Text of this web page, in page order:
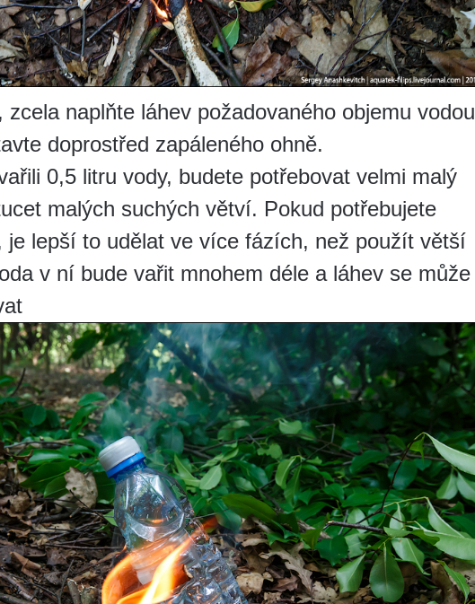
zcela naplňte láhev požadovaného objemu vodou
doprostřed zapáleného ohně.
0,5 litru vody, budete potřebovat velmi malý
malých suchých větví. Pokud potřebujete
je lepší to udělat ve více fázích, než použít větší
v ní bude vařit mnohem déle a láhev se může